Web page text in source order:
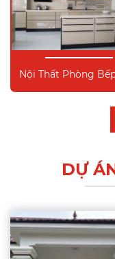
Nội Thất Phòng
DỰ